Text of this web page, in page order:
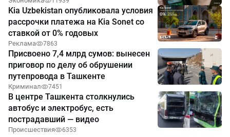
Kia Uzbekistan опубликовала условия
рассрочки платежа на Kia Sonet со
ставкой от 0% годовых
Реклама 7863
Присвоено 7,4 млрд сумов: вынесен
приговор по делу об обрушении
путепровода в Ташкенте
Криминал 7451
В центре Ташкента столкнулись
автобус и электробус, есть
пострадавший — видео
Происшествия 6353